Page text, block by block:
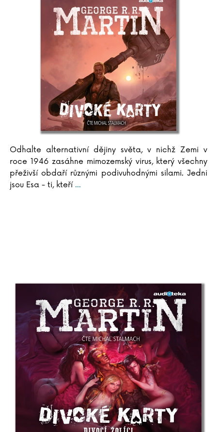
Dror Mišani
Matthew Mockridge
Charles Moore
Julian Mosedale
Remigiusz Mroz
Odhalte alternativní dějiny světa, v nichž Zemi v
roce 1946 zasáhne mimozemský virus, který všechny
přeživší obdaří různými podivuhodnými silami. Jedni
jsou Esa - ti, kteří...